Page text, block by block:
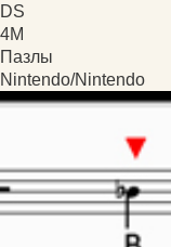
DS
4M
Пазлы
Nintendo/Nintendo